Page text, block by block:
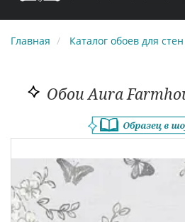
Главная Каталог обоев для стен
Обои Aura